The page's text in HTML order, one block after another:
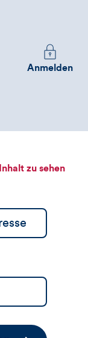
Melden
Sie
sehen
Anmelden
zu sehen